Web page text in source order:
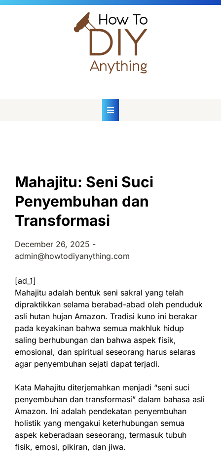
Skip
Mahajitu: Seni Suci
Penyembuhan dan
Transformasi
December 26, 2025 -
admin@howtodiyanything.com
[ad_1]
Mahajitu adalah bentuk seni sakral yang telah
dipraktikkan selama berabad-abad oleh penduduk
asli hutan hujan Amazon. Tradisi kuno ini berakar
pada keyakinan bahwa semua makhluk hidup
saling berhubungan dan bahwa aspek fisik,
emosional, dan spiritual seseorang harus selaras
agar penyembuhan sejati dapat terjadi.
Kata Mahajitu diterjemahkan menjadi “seni suci
penyembuhan dan transformasi” dalam bahasa asli
Amazon. Ini adalah pendekatan penyembuhan
holistik yang mengakui keterhubungan semua
aspek keberadaan seseorang, termasuk tubuh
fisik, emosi, pikiran, dan jiwa.